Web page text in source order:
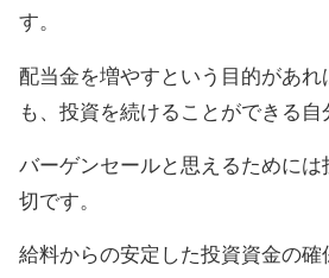
す。
配当金を増やすという目的があれ
も、投資を続けることができる自
バーゲンセールと思えるためには
切です。
給料からの安定した投資資金の確